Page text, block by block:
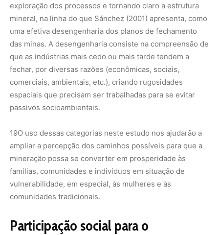
exploração dos processos e tornando claro a estrutura
mineral, na linha do que Sánchez (2001) apresenta, como
uma efetiva desengenharia dos planos de fechamento
das minas. A desengenharia consiste na compreensão de
que as indústrias mais cedo ou mais tarde tendem a
fechar, por diversas razões (econômicas, sociais,
comerciais, ambientais, etc.), criando rugosidades
espaciais que precisam ser trabalhadas para se evitar
passivos socioambientais.
19O uso dessas categorias neste estudo nos ajudarão a
ampliar a percepção dos caminhos possíveis para que a
mineração possa se converter em prosperidade às
famílias, comunidades e indivíduos em situação de
vulnerabilidade, em especial, às mulheres e às
comunidades tradicionais.
Participação social para o